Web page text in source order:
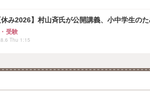
休み2026】村山斉氏が公開講義、小中学生の
受験
Thu 1:15